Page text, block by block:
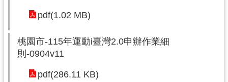
pdf(1.02 MB)
桃園市-115年運動i臺灣2.0申辦作業細
則-0904v11
pdf(286.11 KB)